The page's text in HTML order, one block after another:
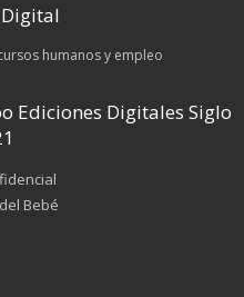
Digital
humanos y empleo
Ediciones Digitales Siglo
Bebé